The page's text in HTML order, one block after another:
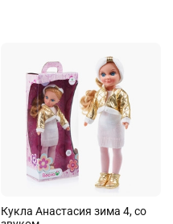
Кукла Анастасия зима 4, со